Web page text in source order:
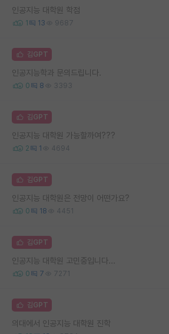
인공지능 대학원 학점
1 13 9687
김GPT
인공지능학과 문의드립니다.
0 8 3393
김GPT
인공지능 대학원 가능할까여???
2 1 4694
김GPT
인공지능 대학원은 전망이 어떤가요?
0 18 4451
김GPT
인공지능 대학원 고민중입니다...
0 7 7271
김GPT
의대에서 인공지능 대학원 진학